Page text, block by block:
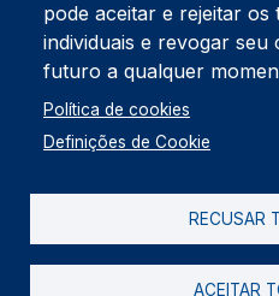
Rua Prior Guerra
Edifício do Centro Cultural da
3830-556 Gafanha da Nazaré
Rodapé
Cookies
Política de
pode aceitar e rejeitar os
individuais e revogar
futuro a qualquer
Política de cookies
Definições de Cookie
RECUSAR
ACEITAR